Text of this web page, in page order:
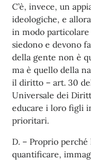
C’è, invece, un
ideologiche, e
in modo
siedono e devono
della gente non è
ma è quello della
il diritto – art. 30
Universale dei
educare i loro figli
prioritari.
D. – Proprio
quantificare,